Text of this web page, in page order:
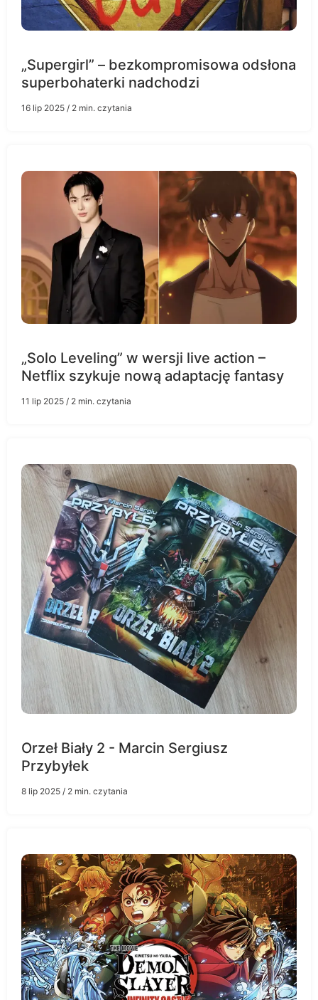
„Supergirl” – bezkompromisowa odsłona
superbohaterki nadchodzi
16 lip 2025 / 2 min. czytania
„Solo Leveling” w wersji live action –
Netflix szykuje nową adaptację fantasy
11 lip 2025 / 2 min. czytania
Orzeł Biały 2 - Marcin Sergiusz
Przybyłek
8 lip 2025 / 2 min. czytania